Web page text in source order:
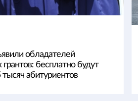
обладателей
бесплатно будут
абитуриентов